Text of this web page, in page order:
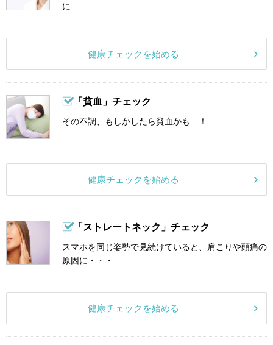
に…
健康チェックを始める
「貧血」チェック
その不調、もしかしたら貧血かも…！
健康チェックを始める
「ストレートネック」チェック
スマホを同じ姿勢で見続けていると、肩こりや頭痛の
原因に・・・
健康チェックを始める